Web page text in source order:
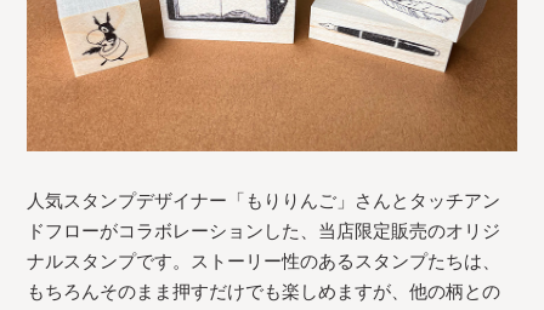
人気スタンプデザイナー「もりりんご」さんとタッチアン
ドフローがコラボレーションした、当店限定販売のオリジ
ナルスタンプです。ストーリー性のあるスタンプたちは、
もちろんそのまま押すだけでも楽しめますが、他の柄との